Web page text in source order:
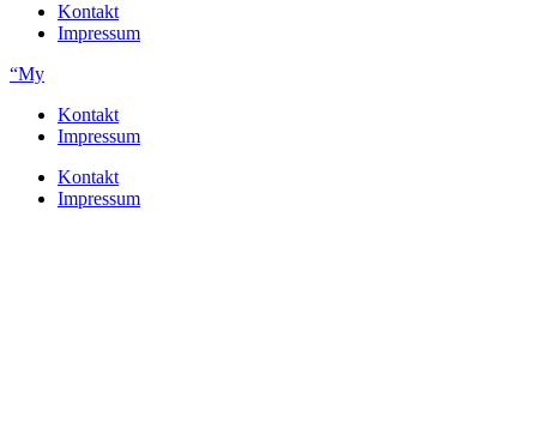
Kontakt
Impressum
“My
Kontakt
Impressum
Kontakt
Impressum